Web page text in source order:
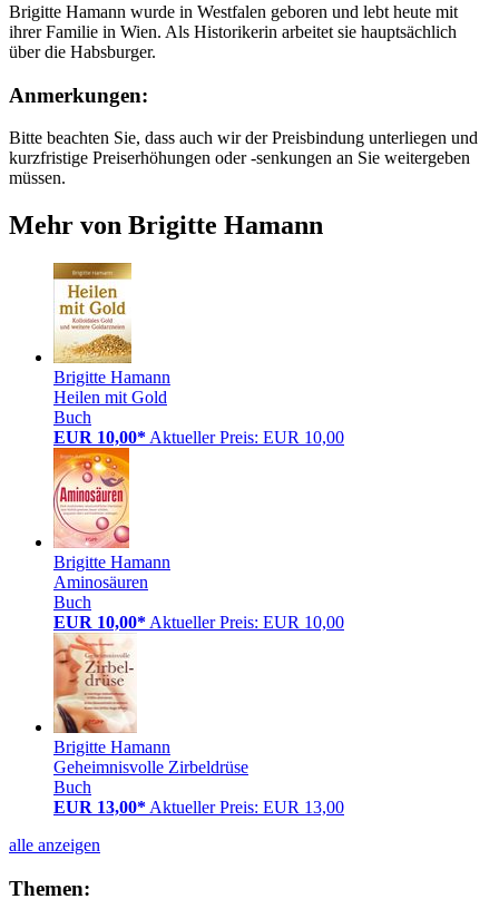
Brigitte Hamann wurde in Westfalen geboren und lebt heute mit
ihrer Familie in Wien. Als Historikerin arbeitet sie hauptsächlich
über die Habsburger.
Anmerkungen:
Bitte beachten Sie, dass auch wir der Preisbindung unterliegen und
kurzfristige Preiserhöhungen oder -senkungen an Sie weitergeben
müssen.
Mehr von Brigitte Hamann
Brigitte Hamann
Heilen mit Gold
Buch
EUR 10,00* Aktueller Preis: EUR 10,00
Brigitte Hamann
Aminosäuren
Buch
EUR 10,00* Aktueller Preis: EUR 10,00
Brigitte Hamann
Geheimnisvolle Zirbeldrüse
Buch
EUR 13,00* Aktueller Preis: EUR 13,00
alle anzeigen
Themen: